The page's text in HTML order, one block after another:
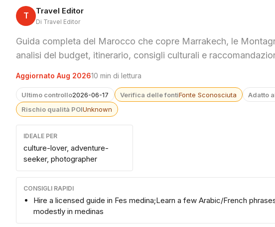
T Travel Editor
Di Travel Editor
Guida completa del Marocco che copre Marrakech, le
analisi del budget, itinerario, consigli culturali e
Aggiornato Aug 202610 min di lettura
Ultimo controllo2026-06-17 Verifica delle fontiFonte Sconosciuta Adatto
Rischio qualità POIUnknown
IDEALE PER
culture-lover, adventure-
seeker, photographer
CONSIGLI RAPIDI
Hire a licensed guide in Fes medina;Learn a few Arabic/French
modestly in medinas